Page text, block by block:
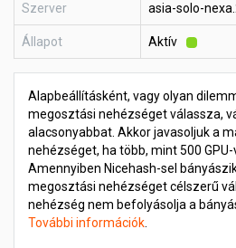
Szerver asia-solo-
Állapot Aktív
Alapbeállításként, vagy olyan
megosztási nehézséget válassza,
alacsonyabbat. Akkor javasoljuk a
nehézséget, ha több, mint 500 GPU-
Amennyiben Nicehash-sel
megosztási nehézséget célszerű
nehézség nem befolyásolja a
További információk